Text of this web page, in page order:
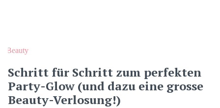
Beauty
Schritt für Schritt zum perfekten
Party-Glow (und dazu eine grosse
Beauty-Verlosung!)